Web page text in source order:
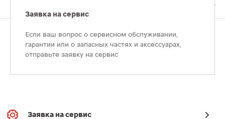
Заявка на сервис
Если ваш вопрос о сервисном обслуживании,
гарантии или о запасных частях и аксессуарах,
отправьте заявку на сервис
Заявка на сервис